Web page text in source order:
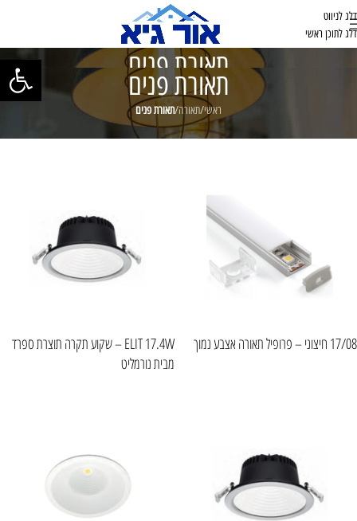
פתח
דלג לניווט
דלג לתוכן ראשי
תאורת פנים
ראשי/תאורה/תאורת פנים
תאורת פנים
ראשי/תאורה/תאורת פנים
17/08 חיצוני – פרופיל תאורה אצבע נמוך
ELIT 17.4W – שקוע תקרה תוצרת ספרד
מבית נורמליט